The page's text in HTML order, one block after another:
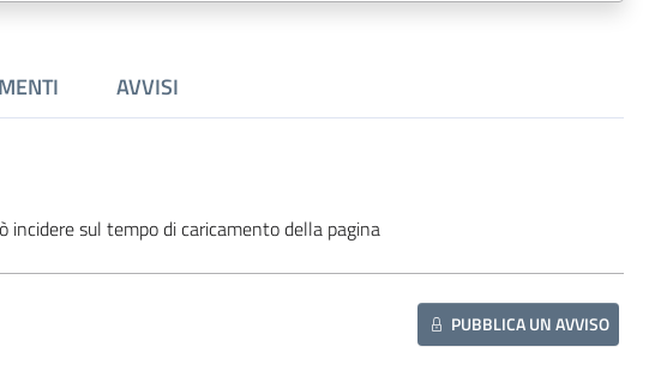
AVVISI
incidere sul tempo di caricamento della pagina
PUBBLICA UN AVVISO